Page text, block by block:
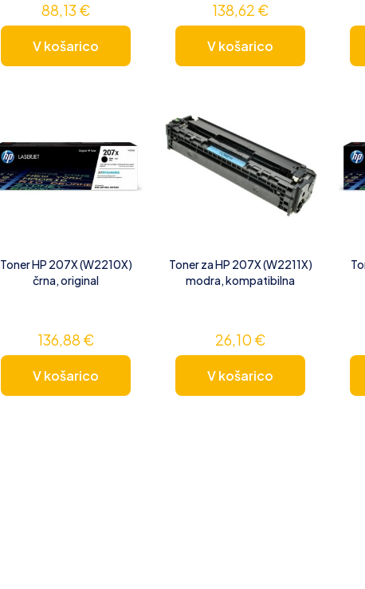
88,13 €
V košarico
138,62 €
V košarico
Toner HP 207X (W2210X)
črna, original
136,88 €
V košarico
Toner za HP 207X (W2211X)
modra, kompatibilna
26,10 €
V košarico